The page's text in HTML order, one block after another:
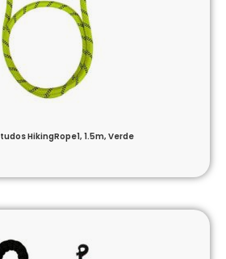
HikingRope1, 1.5m, Verde